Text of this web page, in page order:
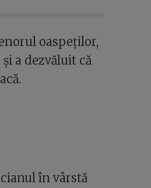
oaspeților,
a dezvăluit că
în vârstă